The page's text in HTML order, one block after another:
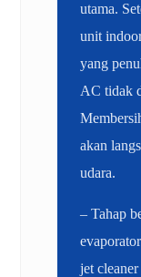
utama.
unit
yang
AC tidak
akan
udara.
– Tahap
jet